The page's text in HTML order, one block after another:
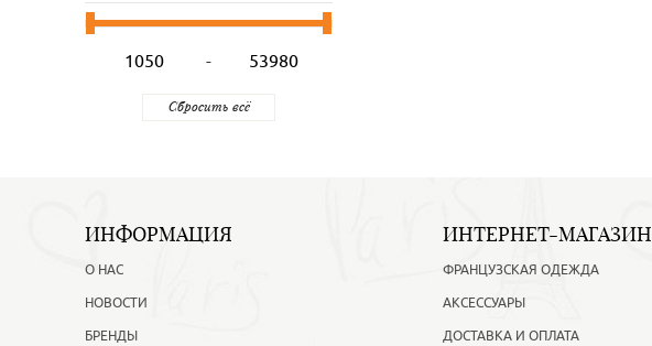
-
ИНФОРМАЦИЯ
О НАС
НОВОСТИ
БРЕНДЫ
ИНТЕРНЕТ-МАГАЗИН
ФРАНЦУЗСКАЯ ОДЕЖДА
АКСЕССУАРЫ
ДОСТАВКА И ОПЛАТА